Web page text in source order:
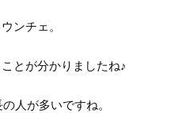
ンチェ。
とが分かりましたね♪
人が多いですね。